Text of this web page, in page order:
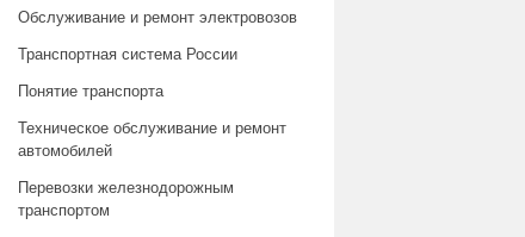
Обслуживание и ремонт электровозов
Транспортная система России
Понятие транспорта
Техническое обслуживание и ремонт
автомобилей
Перевозки железнодорожным
транспортом